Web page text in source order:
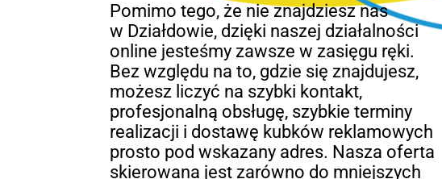
Pomimo tego, że nie znajdziesz nas
w Działdowie, dzięki naszej działalności
online jesteśmy zawsze w zasięgu ręki.
Bez względu na to, gdzie się znajdujesz,
możesz liczyć na szybki kontakt,
profesjonalną obsługę, szybkie terminy
realizacji i dostawę kubków reklamowych
prosto pod wskazany adres. Nasza oferta
skierowana jest zarówno do mniejszych